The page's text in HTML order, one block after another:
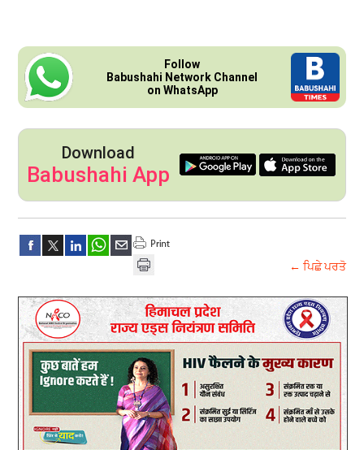
Follow
Babushahi Network Channel
on WhatsApp
Download
Babushahi App
← ਪਿਛੇ ਪਰਤੋ